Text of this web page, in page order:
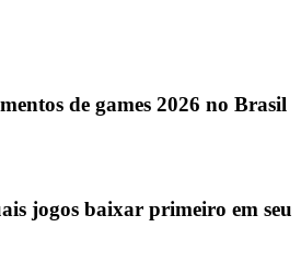
de games 2026 no Brasil
jogos baixar primeiro em seu